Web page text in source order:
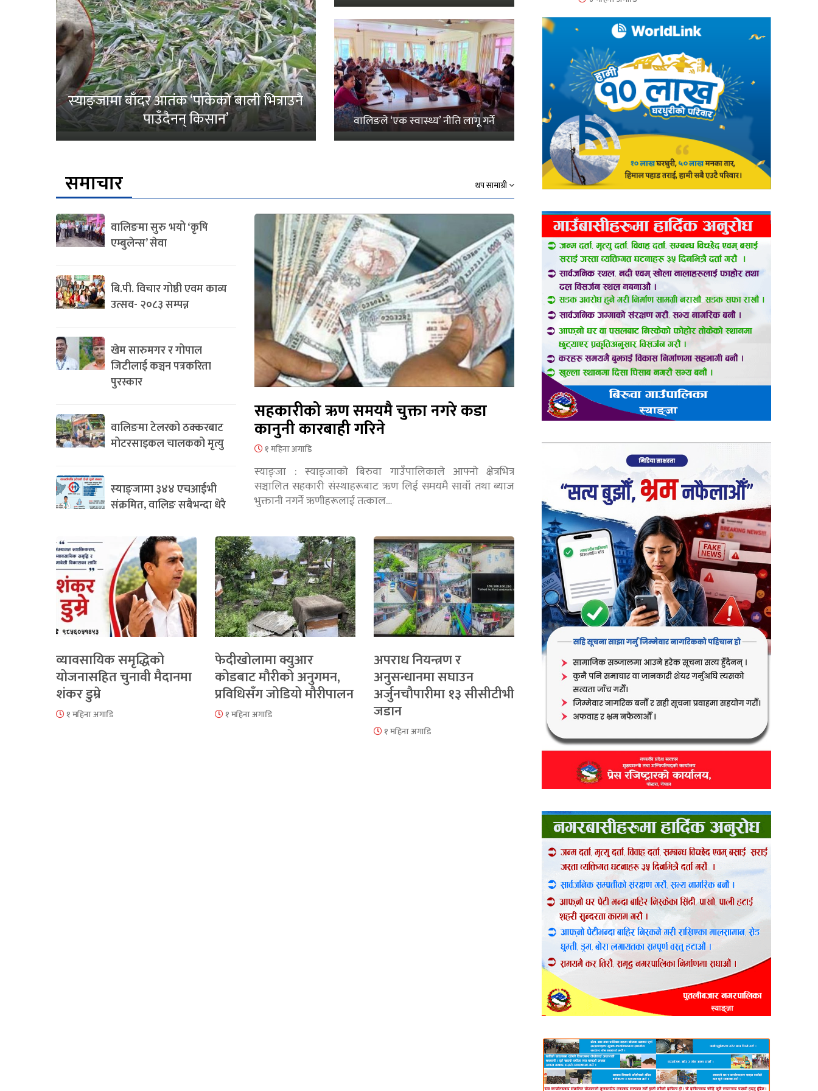
स्याङ्जामा बाँदर आतंक ‘पाकेको बाली भित्राउनै
पाउँदैनन् किसान’ वालिङले ‘एक स्वास्थ्य’ नीति लागू गर्ने
समाचार थप सामाग्री
वालिङमा सुरु भयो ‘कृषि
एम्बुलेन्स’ सेवा
बि.पी. विचार गोष्ठी एवम काव्य
उत्सव- २०८३ सम्पन्न
खेम सारुमगर र गोपाल
जिटीलाई कञ्चन पत्रकरिता
पुरस्कार
वालिङमा टेलरको ठक्करबाट
मोटरसाइकल चालकको मृत्यु
स्याङ्जामा ३४४ एचआईभी
संक्रमित, वालिङ सबैभन्दा धेरै
सहकारीको ऋण समयमै चुक्ता नगरे कडा
कानुनी कारबाही गरिने
१ महिना अगाडि
स्याङ्जा : स्याङ्जाको बिरुवा गाउँपालिकाले आफ्नो क्षेत्रभित्र
सञ्चालित सहकारी संस्थाहरूबाट ऋण लिई समयमै सावाँ तथा ब्याज
भुक्तानी नगर्ने ऋणीहरूलाई तत्काल…
व्यावसायिक समृद्धिको
योजनासहित चुनावी मैदानमा
शंकर डुम्रे
१ महिना अगाडि
फेदीखोलामा क्युआर
कोडबाट मौरीको अनुगमन,
प्रविधिसँग जोडियो मौरीपालन
१ महिना अगाडि
अपराध नियन्त्रण र
अनुसन्धानमा सघाउन
अर्जुनचौपारीमा १३ सीसीटीभी
जडान
१ महिना अगाडि